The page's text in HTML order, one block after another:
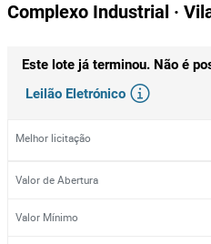
Complexo Industrial ·
Este lote já terminou. Não é
Leilão Eletrónico
Melhor licitação
Valor de Abertura
Valor Mínimo